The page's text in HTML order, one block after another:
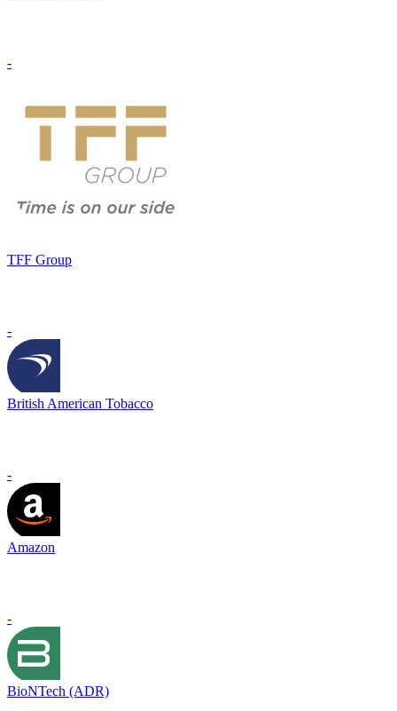
-
TFF Group
-
British American Tobacco
-
Amazon
-
BioNTech (ADR)